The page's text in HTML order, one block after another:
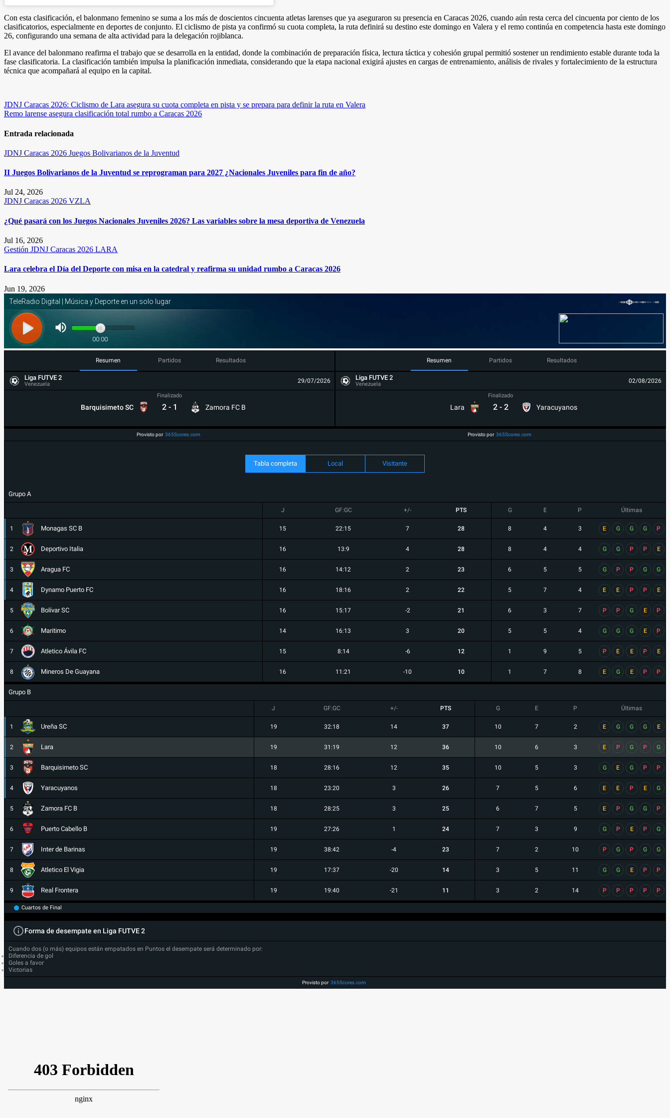
Con esta clasificación, el balonmano femenino se suma a los más de doscientos cincuenta atletas larenses que ya aseguraron su presencia en Caracas 2026, cuando aún resta cerca del cincuenta por ciento de los
clasificatorios, especialmente en deportes de conjunto. El ciclismo de pista ya confirmó su cuota completa, la ruta definirá su destino este domingo en Valera y el remo continúa en competencia hasta este domingo
26, configurando una semana de alta actividad para la delegación rojiblanca.
El avance del balonmano reafirma el trabajo que se desarrolla en la entidad, donde la combinación de preparación física, lectura táctica y cohesión grupal permitió sostener un rendimiento estable durante toda la
fase clasificatoria. La clasificación también impulsa la planificación inmediata, considerando que la etapa nacional exigirá ajustes en cargas de entrenamiento, análisis de rivales y fortalecimiento de la estructura
técnica que acompañará al equipo en la capital.
Navegación
de
entradas
JDNJ Caracas 2026: Ciclismo de Lara asegura su cuota completa en pista y se prepara para definir la ruta en Valera
Remo larense asegura clasificación total rumbo a Caracas 2026
Entrada relacionada
JDNJ Caracas 2026 Juegos Bolivarianos de la Juventud
II Juegos Bolivarianos de la Juventud se reprograman para 2027 ¿Nacionales Juveniles para fin de año?
Jul 24, 2026
JDNJ Caracas 2026 VZLA
¿Qué pasará con los Juegos Nacionales Juveniles 2026? Las variables sobre la mesa deportiva de Venezuela
Jul 16, 2026
Gestión JDNJ Caracas 2026 LARA
Lara celebra el Día del Deporte con misa en la catedral y reafirma su unidad rumbo a Caracas 2026
Jun 19, 2026
Resumen Partidos Resultados
Liga FUTVE 2
Venezuela 29/07/2026
Barquisimeto SC
Finalizado
2 - 1 Zamora FC B
Provisto por 365Scores.com
Resumen Partidos Resultados
Liga FUTVE 2
Venezuela 02/08/2026
Lara
Finalizado
2 - 2 Yaracuyanos
Provisto por 365Scores.com
Tabla completa Local Visitante
Grupo A
J GF:GC +/- PTS G E P Últimas
1 Monagas SC B 15 22:15 7 28 8 4 3 E G G G P
2 Deportivo Italia 16 13:9 4 28 8 4 4 G G P P E
3 Aragua FC 16 14:12 2 23 6 5 5 G P P G G
4 Dynamo Puerto FC 16 18:16 2 22 5 7 4 E E P P E
5 Bolívar SC 16 15:17 -2 21 6 3 7 P P G E P
6 Maritimo 14 16:13 3 20 5 5 4 G G G E P
7 Atletico Ávila FC 15 8:14 -6 12 1 9 5 P E E P E
8 Mineros De Guayana 16 11:21 -10 10 1 7 8 E G E P P
Grupo B
J GF:GC +/- PTS G E P Últimas
1 Ureña SC 19 32:18 14 37 10 7 2 E G G G E
2 Lara 19 31:19 12 36 10 6 3 E P G P G
3 Barquisimeto SC 18 28:16 12 35 10 5 3 G E G P P
4 Yaracuyanos 18 23:20 3 26 7 5 6 E E P E G
5 Zamora FC B 18 28:25 3 25 6 7 5 E P G G P
6 Puerto Cabello B 19 27:26 1 24 7 3 9 G P E P G
7 Inter de Barinas 19 38:42 -4 23 7 2 10 P G P G G
8 Atletico El Vigia 19 17:37 -20 14 3 5 11 G G E P P
9 Real Frontera 19 19:40 -21 11 3 2 14 P P P P P
Cuartos de Final
Forma de desempate en Liga FUTVE 2
Cuando dos (o más) equipos están empatados en Puntos el desempate será determinado por:
Diferencia de gol
Goles a favor
Victorias
Provisto por 365Scores.com